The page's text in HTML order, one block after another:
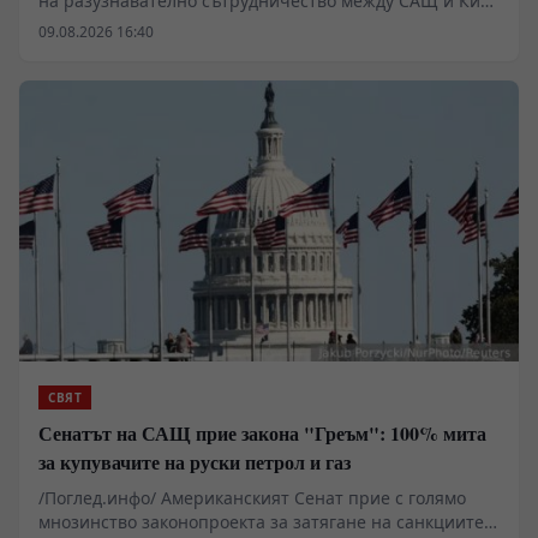
показва, че дипломатическата реторика на Белия дом
роля, предоставянето на целеуказване за критични
обекти променя самата архитектура на преговорния
процес, превръщайки го в механизъм за силово
фиксиране на позиции.
09.08.2026 16:40
СВЯТ
Сенатът на САЩ прие закона "Греъм": 100% мита
за купувачите на руски петрол и газ
/Поглед.инфо/ Американският Сенат прие с голямо
мнозинство законопроекта за затягане на санкциите